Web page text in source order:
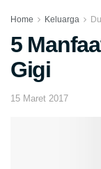
Home Keluarga
5
Gigi
15 Maret 2017